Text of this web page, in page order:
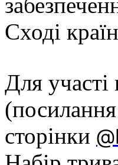
Сході
Для участі
сторінки